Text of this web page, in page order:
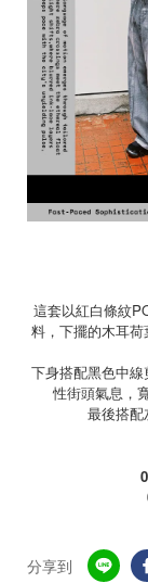
這套以紅白條紋
料，下擺的木耳
下身搭配黑色中
性街頭氣息，
最後搭配
分享到